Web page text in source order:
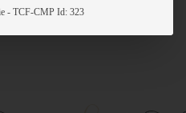
- TCF-CMP Id: 323